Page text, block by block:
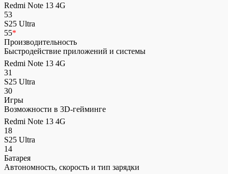
Redmi Note 13 4G
53
S25 Ultra
55*
Производительность
Быстродействие приложений и системы
Redmi Note 13 4G
31
S25 Ultra
30
Игры
Возможности в 3D-гейминге
Redmi Note 13 4G
18
S25 Ultra
14
Батарея
Автономность, скорость и тип зарядки